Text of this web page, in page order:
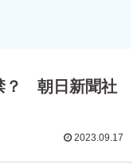
？ 朝日新聞社
2023.09.17